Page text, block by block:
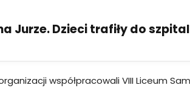
Jurze. Dzieci trafiły do
współpracowali VIII Liceum